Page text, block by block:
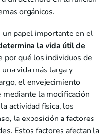
orgánicos.
un papel importante en el
la vida útil de
por qué los individuos de
vida más larga y
el envejecimiento
la modificación
actividad física, los
la exposición a factores
Estos factores afectan la